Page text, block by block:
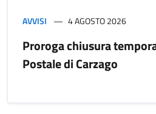
AVVISI 4 AGOSTO 2026
Proroga chiusura
Postale di Carzago